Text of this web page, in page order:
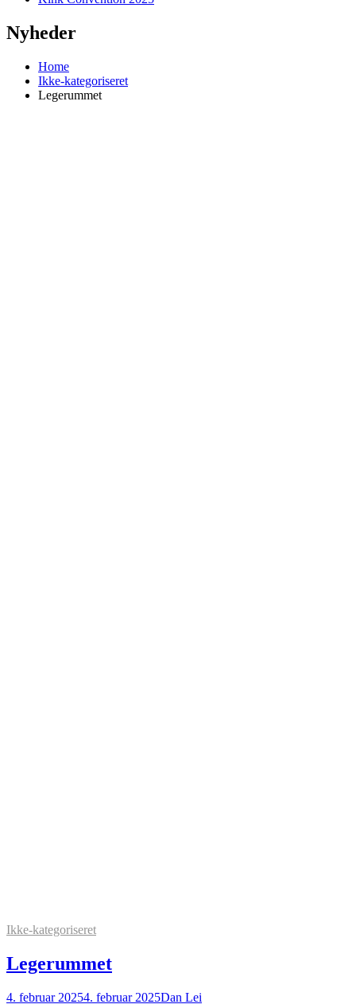
Nyheder
Home
Ikke-kategoriseret
Legerummet
Ikke-kategoriseret
Legerummet
4. februar 20254. februar 2025Dan Lei